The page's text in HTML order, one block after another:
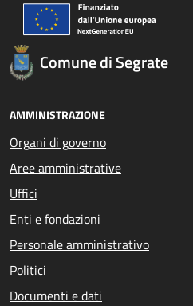
Comune di Segrate
AMMINISTRAZIONE
Organi di governo
Aree amministrative
Uffici
Enti e fondazioni
Personale amministrativo
Politici
Documenti e dati